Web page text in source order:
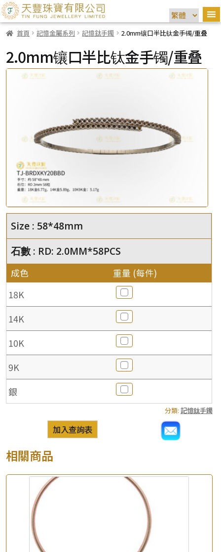
首頁 記憶金屬系列 記憶鈦手鐲 2.0mm镶口半比钛金手镯/重叠
2.0mm镶口半比钛金手镯/重叠
Size : 58*48mm
石數 : RD: 2.0MM*58PCS
成色 重量 (每件)
18K
14K
10K
9K
銀
分類: 記憶鈦手鐲
加入查詢表
相關商品